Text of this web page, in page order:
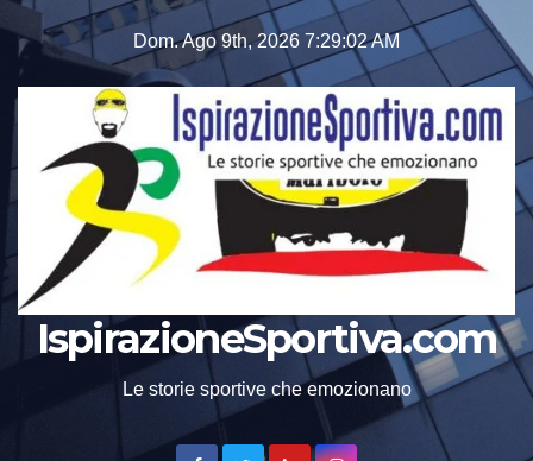
Skip
content
Dom. Ago 9th, 2026 7:29:05 AM
IspirazioneSportiva.com
Le storie sportive che emozionano